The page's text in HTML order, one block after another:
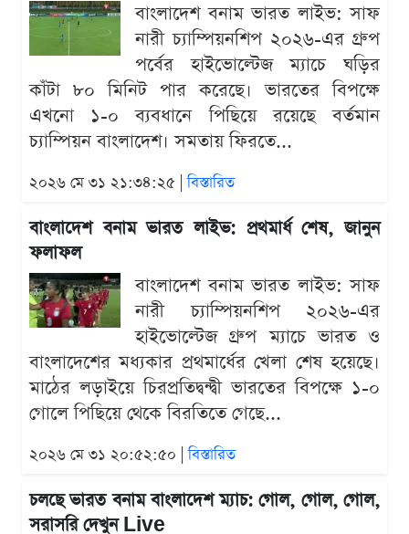
বাংলাদেশ বনাম ভারত লাইভ: সাফ
নারী চ্যাম্পিয়নশিপ ২০২৬-এর গ্রুপ
পর্বের হাইভোল্টেজ ম্যাচে ঘড়ির
কাঁটা ৮০ মিনিট পার করেছে। ভারতের বিপক্ষে
এখনো ১-০ ব্যবধানে পিছিয়ে রয়েছে বর্তমান
চ্যাম্পিয়ন বাংলাদেশ। সমতায় ফিরতে...
২০২৬ মে ৩১ ২১:৩৪:২৫ |বিস্তারিত
বাংলাদেশ বনাম ভারত লাইভ: প্রথমার্ধ শেষ, জানুন
ফলাফল
বাংলাদেশ বনাম ভারত লাইভ: সাফ
নারী চ্যাম্পিয়নশিপ ২০২৬-এর
হাইভোল্টেজ গ্রুপ ম্যাচে ভারত ও
বাংলাদেশের মধ্যকার প্রথমার্ধের খেলা শেষ হয়েছে।
মাঠের লড়াইয়ে চিরপ্রতিদ্বন্দ্বী ভারতের বিপক্ষে ১-০
গোলে পিছিয়ে থেকে বিরতিতে গেছে...
২০২৬ মে ৩১ ২০:৫২:৫০ |বিস্তারিত
চলছে ভারত বনাম বাংলাদেশ ম্যাচ: গোল, গোল, গোল,
সরাসরি দেখুন Live